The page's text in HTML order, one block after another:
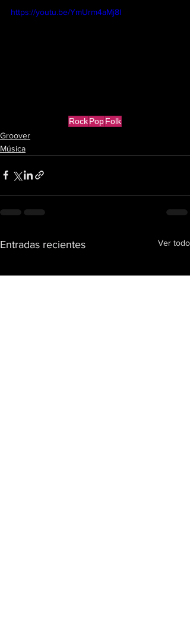
https://youtu.be/YmUrm4aMj8I
RockPopFolk
Groover
Música
Entradas recientes Ver todo